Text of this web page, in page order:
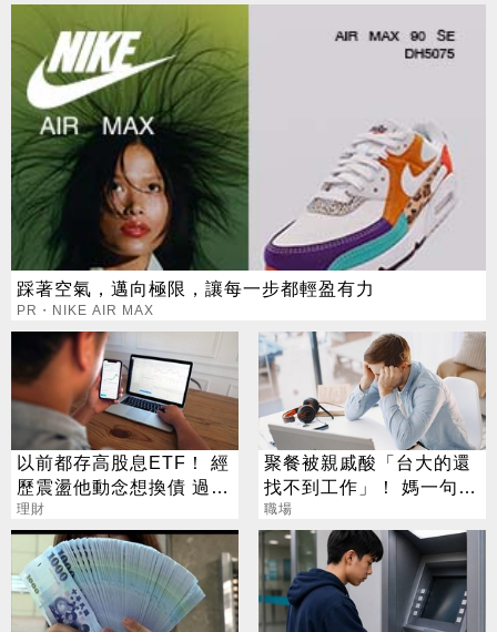
踩著空氣，邁向極限，讓每一步都輕盈有力
PR・NIKE AIR MAX
以前都存高股息ETF！ 經
歷震盪他動念想換債 過來
人說話了
理財
聚餐被親戚酸「台大的還
找不到工作」！ 媽一句神
回戰場秒靜音
職場